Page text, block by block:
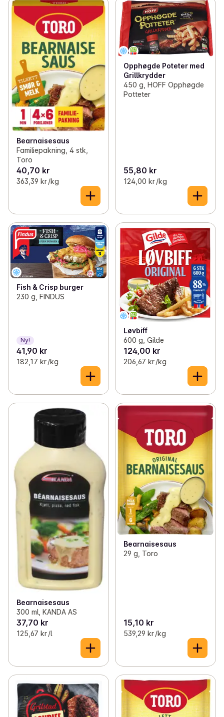
Bearnaisesaus
Familiepakning, 4 stk,
Toro
40,70 kr
363,39 kr /kg
Opphøgde Poteter med
Grillkrydder
450 g, HOFF Opphøgde
Potteter
55,80 kr
124,00 kr /kg
Fish & Crisp burger
230 g, FINDUS
Ny!
41,90 kr
182,17 kr /kg
Løvbiff
600 g, Gilde
124,00 kr
206,67 kr /kg
Bearnaisesaus
300 ml, KANDA AS
37,70 kr
125,67 kr /l
Bearnaisesaus
29 g, Toro
15,10 kr
539,29 kr /kg